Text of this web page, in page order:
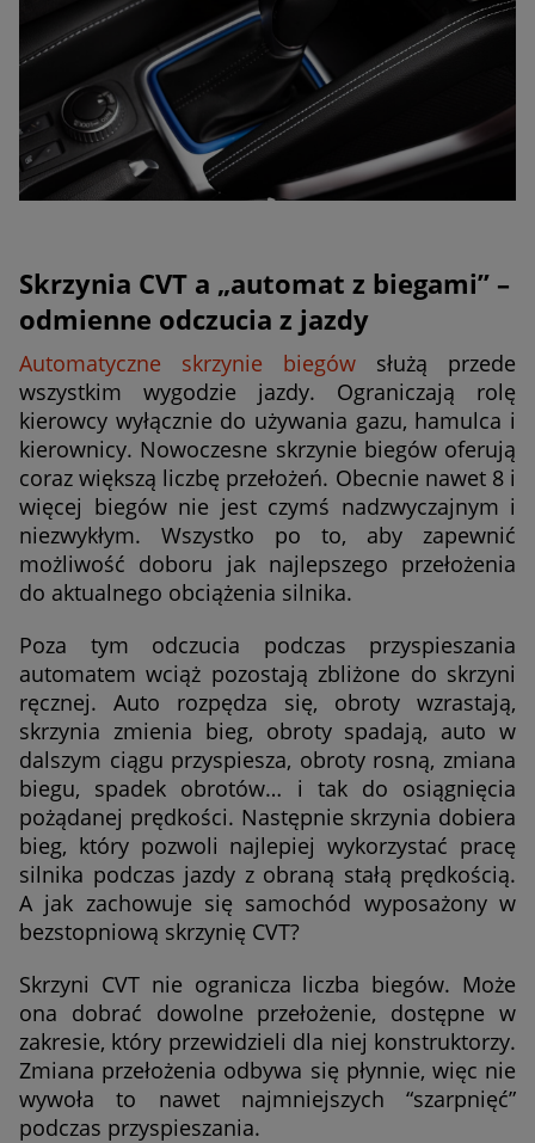
Skrzynia CVT a „automat z biegami” –
odmienne odczucia z jazdy
Automatyczne skrzynie biegów służą przede
wszystkim wygodzie jazdy. Ograniczają rolę
kierowcy wyłącznie do używania gazu, hamulca i
kierownicy. Nowoczesne skrzynie biegów oferują
coraz większą liczbę przełożeń. Obecnie nawet 8 i
więcej biegów nie jest czymś nadzwyczajnym i
niezwykłym. Wszystko po to, aby zapewnić
możliwość doboru jak najlepszego przełożenia
do aktualnego obciążenia silnika.
Poza tym odczucia podczas przyspieszania
automatem wciąż pozostają zbliżone do skrzyni
ręcznej. Auto rozpędza się, obroty wzrastają,
skrzynia zmienia bieg, obroty spadają, auto w
dalszym ciągu przyspiesza, obroty rosną, zmiana
biegu, spadek obrotów… i tak do osiągnięcia
pożądanej prędkości. Następnie skrzynia dobiera
bieg, który pozwoli najlepiej wykorzystać pracę
silnika podczas jazdy z obraną stałą prędkością.
A jak zachowuje się samochód wyposażony w
bezstopniową skrzynię CVT?
Skrzyni CVT nie ogranicza liczba biegów. Może
ona dobrać dowolne przełożenie, dostępne w
zakresie, który przewidzieli dla niej konstruktorzy.
Zmiana przełożenia odbywa się płynnie, więc nie
wywoła to nawet najmniejszych “szarpnięć”
podczas przyspieszania.